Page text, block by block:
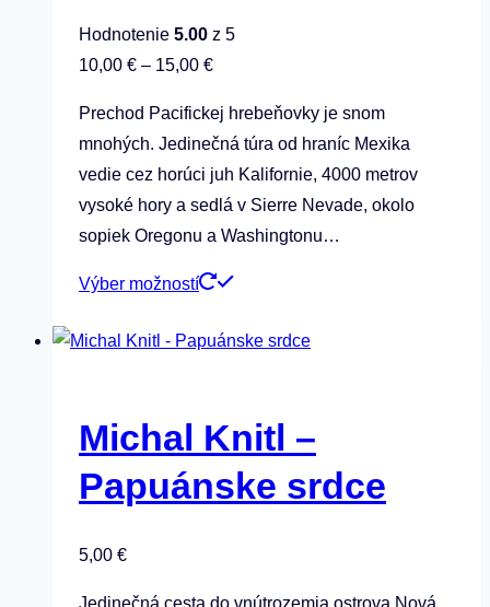
Hodnotenie 5.00 z 5
10,00 € – 15,00 €Price
10,00 €
through
15,00 €
Prechod Pacifickej hrebeňovky je snom
mnohých. Jedinečná túra od hraníc Mexika
vedie cez horúci juh Kalifornie, 4000 metrov
vysoké hory a sedlá v Sierre Nevade, okolo
sopiek Oregonu a Washingtonu…
Výber možností
Tento
má
Možnosti
môžete
Michal Knitl –
Papuánske srdce
5,00 €
Jedinečná cesta do vnútrozemia ostrova Nová